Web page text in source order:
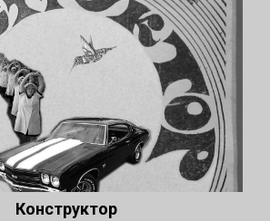
Конструктор